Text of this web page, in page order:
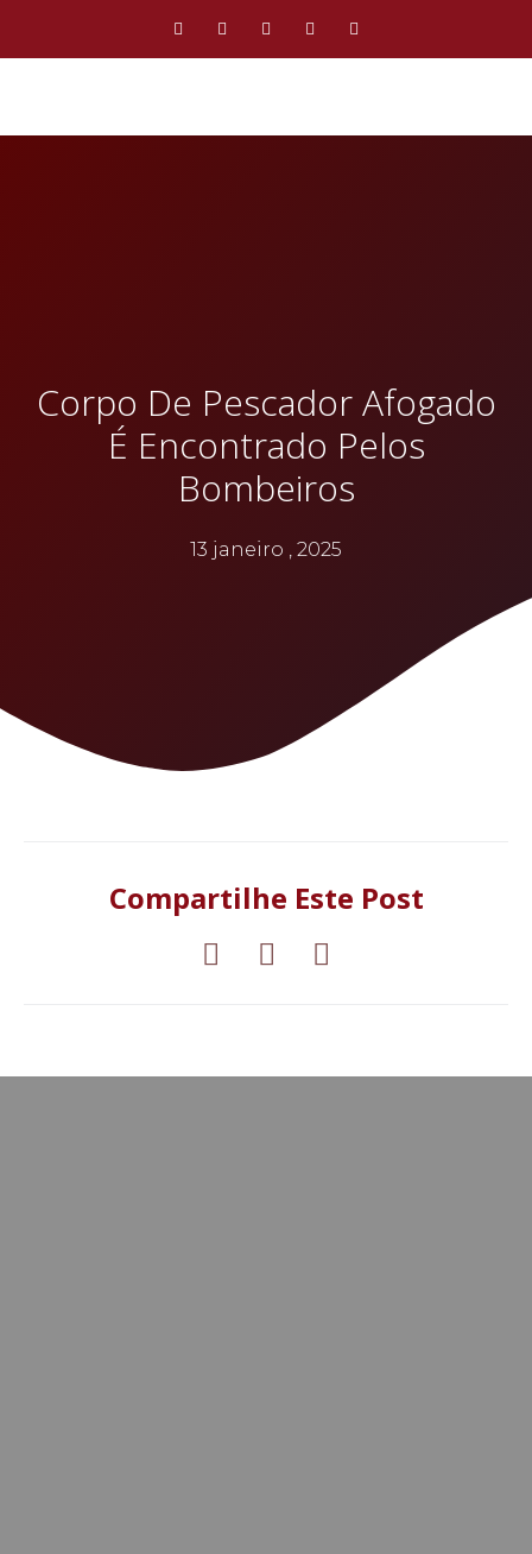
Corpo De Pescador Afogado
É Encontrado Pelos
Bombeiros
13 janeiro , 2025
Compartilhe Este Post